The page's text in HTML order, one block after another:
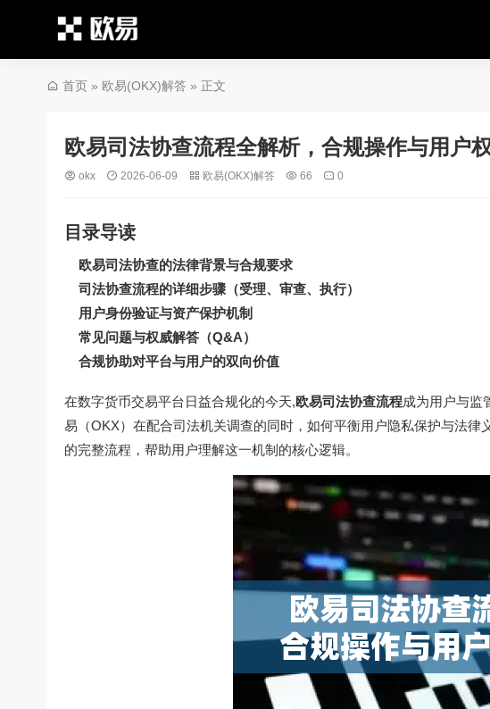
首页 » 欧易(OKX)解答 » 正文
欧易司法协查流程全解析，合规操作与用户
okx 2026-06-09 欧易(OKX)解答 66 0
目录导读
欧易司法协查的法律背景与合规要求
司法协查流程的详细步骤（受理、审查、执行）
用户身份验证与资产保护机制
常见问题与权威解答（Q&A）
合规协助对平台与用户的双向价值
在数字货币交易平台日益合规化的今天,欧易司法协查流程成为用户与监
易（OKX）在配合司法机关调查的同时，如何平衡用户隐私保护与法
的完整流程，帮助用户理解这一机制的核心逻辑。